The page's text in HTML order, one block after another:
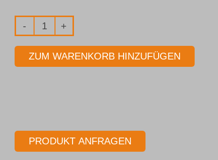
Fräser
2-
Schneider
80,00
mm
ZUM WARENKORB HINZUFÜGEN
PRODUKT ANFRAGEN